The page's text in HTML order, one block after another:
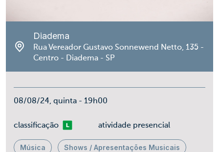
Diadema
Rua Vereador Gustavo Sonnewend Netto, 135 -
Centro - Diadema - SP
08/08/24, quinta - 19h00
classificaçãoLivre atividade presencial
Música Shows / Apresentações Musicais